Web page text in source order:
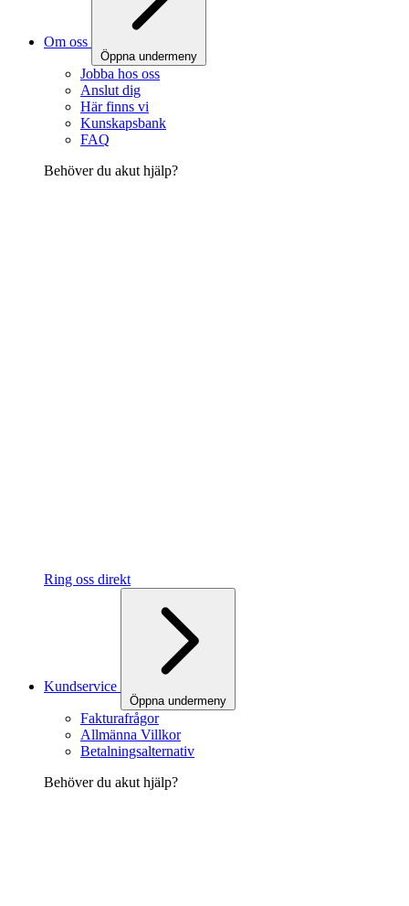
Om oss
Öppna undermeny
Jobba hos oss
Anslut dig
Här finns vi
Kunskapsbank
FAQ
Behöver du akut hjälp?
Ring oss direkt
Kundservice
Öppna undermeny
Fakturafrågor
Allmänna Villkor
Betalningsalternativ
Behöver du akut hjälp?